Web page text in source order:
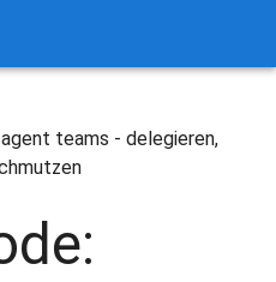
teams - delegieren,